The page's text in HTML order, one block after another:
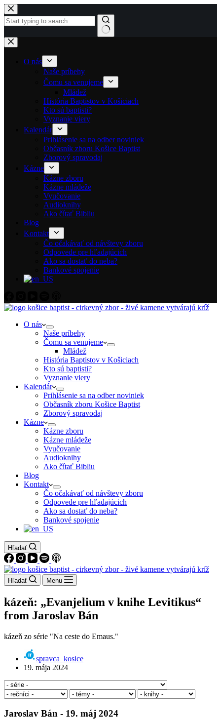
Skip to content
No results
O nás
Naše príbehy
Čomu sa venujeme
Mládež
História Baptistov v Košiciach
Kto sú baptisti?
Vyznanie viery
Kalendár
Prihlásenie sa na odber noviniek
Občasník zboru Košice Baptist
Zborový spravodaj
Kázne
Kázne zboru
Kázne mládeže
Vyučovanie
Audioknihy
Ako čítať Bibliu
Blog
Kontakt
Čo očakávať od návštevy zboru
Odpovede pre hľadajúcich
Ako sa dostať do neba?
Bankové spojenie
O nás
Naše príbehy
Čomu sa venujeme
Mládež
História Baptistov v Košiciach
Kto sú baptisti?
Vyznanie viery
Kalendár
Prihlásenie sa na odber noviniek
Občasník zboru Košice Baptist
Zborový spravodaj
Kázne
Kázne zboru
Kázne mládeže
Vyučovanie
Audioknihy
Ako čítať Bibliu
Blog
Kontakt
Čo očakávať od návštevy zboru
Odpovede pre hľadajúcich
Ako sa dostať do neba?
Bankové spojenie
Hľadať
Hľadať Menu
kázeň: „Evanjelium v knihe Levitikus“
from Jaroslav Bán
kázeň zo série "Na ceste do Emaus."
spravca_kosice
19. mája 2024
Jaroslav Bán - 19. máj 2024